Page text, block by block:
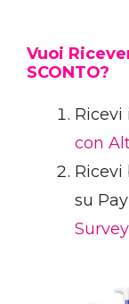
Vuoi
SCONTO?
Ricevi
con
su